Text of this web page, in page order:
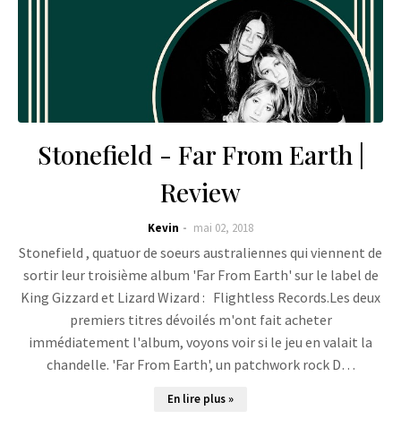
Stonefield - Far From Earth |
Review
Kevin mai 02, 2018
Stonefield , quatuor de soeurs australiennes qui viennent de
sortir leur troisième album 'Far From Earth' sur le label de
King Gizzard et Lizard Wizard : Flightless Records.Les deux
premiers titres dévoilés m'ont fait acheter
immédiatement l'album, voyons voir si le jeu en valait la
chandelle. 'Far From Earth', un patchwork rock D…
En lire plus »